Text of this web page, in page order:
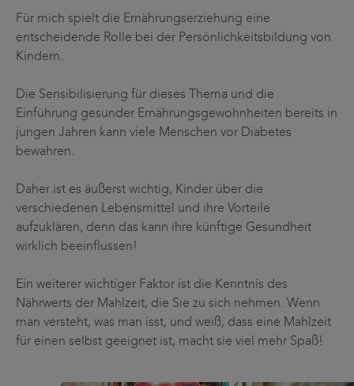
Für mich spielt die Ernährungserziehung eine
entscheidende Rolle bei der Persönlichkeitsbildung von
Kindern.
Die Sensibilisierung für dieses Thema und die
Einführung gesunder Ernährungsgewohnheiten bereits in
jungen Jahren kann viele Menschen vor Diabetes
bewahren.
Daher ist es äußerst wichtig, Kinder über die
verschiedenen Lebensmittel und ihre Vorteile
aufzuklären, denn das kann ihre künftige Gesundheit
wirklich beeinflussen!
Ein weiterer wichtiger Faktor ist die Kenntnis des
Nährwerts der Mahlzeit, die Sie zu sich nehmen. Wenn
man versteht, was man isst, und weiß, dass eine Mahlzeit
für einen selbst geeignet ist, macht sie viel mehr Spaß!